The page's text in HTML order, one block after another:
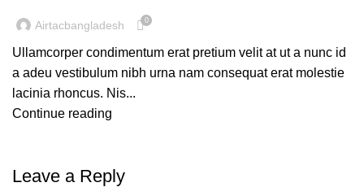
Airtacbangladesh 0
Ullamcorper condimentum erat pretium velit at ut a nunc id
a adeu vestibulum nibh urna nam consequat erat molestie
lacinia rhoncus. Nis...
Continue reading
Leave a Reply